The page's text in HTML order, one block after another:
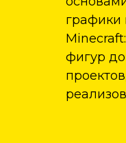
графики
фигур